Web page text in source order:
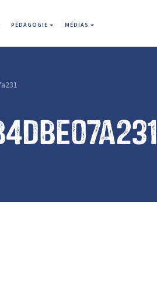
PÉDAGOGIE MÉDIAS